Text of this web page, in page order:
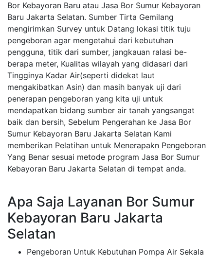
Bor Kebayoran Baru atau Jasa Bor Sumur Kebayoran
Baru Jakarta Selatan. Sumber Tirta Gemilang
mengirimkan Survey untuk Datang lokasi titik tuju
pengeboran agar mengetahui dari kebutuhan
pengguna, titik dari sumber, jangkauan ralasi be-
berapa meter, Kualitas wilayah yang didasari dari
Tingginya Kadar Air(seperti didekat laut
mengakibatkan Asin) dan masih banyak uji dari
penerapan pengeboran yang kita uji untuk
mendapatkan bidang sumber air tanah yangsangat
baik dan bersih, Sebelum Pengerahan ke Jasa Bor
Sumur Kebayoran Baru Jakarta Selatan Kami
memberikan Pelatihan untuk Menerapakn Pengeboran
Yang Benar sesuai metode program Jasa Bor Sumur
Kebayoran Baru Jakarta Selatan di tempat anda.
Apa Saja Layanan Bor Sumur
Kebayoran Baru Jakarta
Selatan
Pengeboran Untuk Kebutuhan Pompa Air Sekala